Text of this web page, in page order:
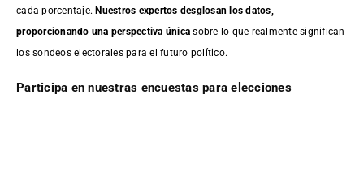
cada porcentaje.Nuestros expertos desglosan los datos,
proporcionando una perspectiva única sobre lo que realmente significan
los sondeos electorales para el futuro político.
Participa en nuestras encuestas para elecciones